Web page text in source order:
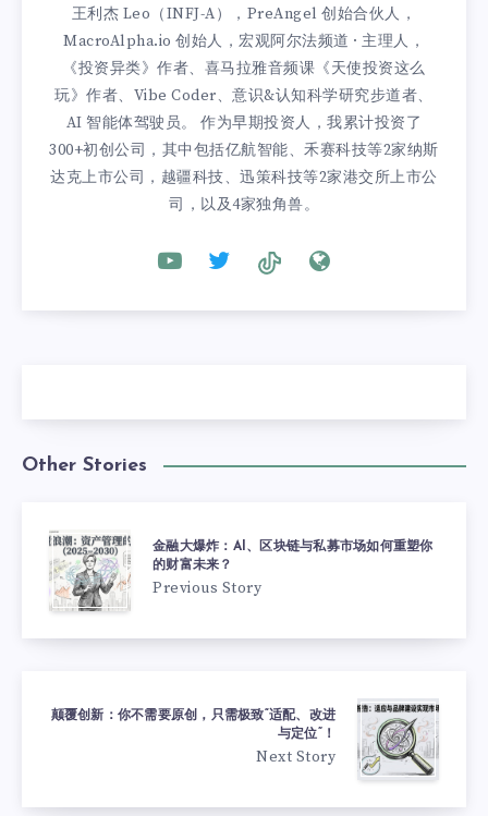
王利杰 Leo（INFJ-A），PreAngel 创始合伙人，
MacroAlpha.io 创始人，宏观阿尔法频道 · 主理人，
《投资异类》作者、喜马拉雅音频课《天使投资这么
玩》作者、Vibe Coder、意识&认知科学研究步道者、
AI 智能体驾驶员。 作为早期投资人，我累计投资了
300+初创公司，其中包括亿航智能、禾赛科技等2家纳斯
达克上市公司，越疆科技、迅策科技等2家港交所上市公
司，以及4家独角兽。
Other Stories
金融大爆炸：AI、区块链与私募市场如何重塑你
的财富未来？
Previous Story
颠覆创新：你不需要原创，只需极致“适配、改进
与定位”！
Next Story